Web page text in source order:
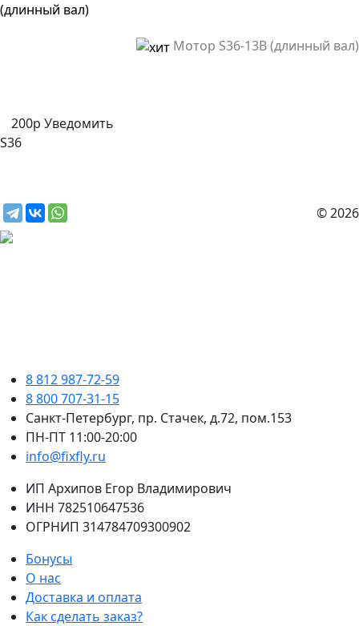
Мотор S36-13B (длинный вал)
200р Уведомить
S36
© 2026
8 812 987-72-59
8 800 707-31-15
Санкт-Петербург, пр. Стачек, д.72, пом.153
ПН-ПТ 11:00-20:00
info@fixfly.ru
ИП Архипов Егор Владимирович
ИНН 782510647536
ОГРНИП 314784709300902
Бонусы
О нас
Доставка и оплата
Как сделать заказ?